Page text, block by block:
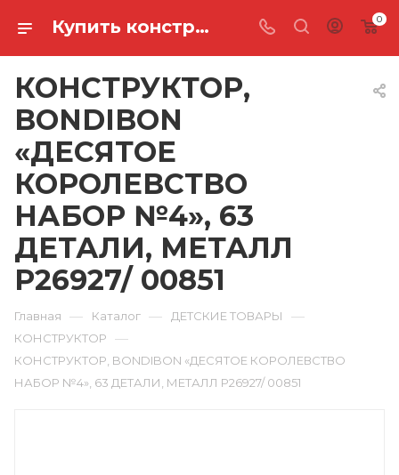
Купить конструктор, bondibon «десятое королевство набор №4», 63 детали, металл Р26927/ 00851 в Ростове-на-Дону 0
КОНСТРУКТОР,
BONDIBON
«ДЕСЯТОЕ
КОРОЛЕВСТВО
НАБОР №4», 63
ДЕТАЛИ, МЕТАЛЛ
Р26927/ 00851
Главная — Каталог — ДЕТСКИЕ ТОВАРЫ —
КОНСТРУКТОР —
КОНСТРУКТОР, BONDIBON «ДЕСЯТОЕ КОРОЛЕВСТВО
НАБОР №4», 63 ДЕТАЛИ, МЕТАЛЛ Р26927/ 00851